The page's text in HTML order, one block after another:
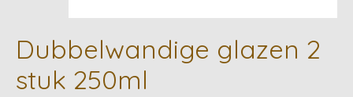
Dubbelwandige glazen 2
stuk 250ml